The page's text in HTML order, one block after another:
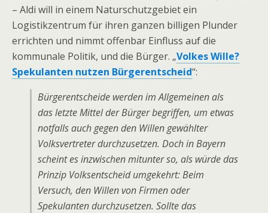
– Aldi will in einem Naturschutzgebiet ein
Logistikzentrum für ihren ganzen billigen Plunder
errichten und nimmt offenbar Einfluss auf die
kommunale Politik, und die Bürger. „Volkes Wille?
Spekulanten nutzen Bürgerentscheid“:
Bürgerentscheide werden im Allgemeinen als
das letzte Mittel der Bürger begriffen, um etwas
notfalls auch gegen den Willen gewählter
Volksvertreter durchzusetzen. Doch in Bayern
scheint es inzwischen mitunter so, als würde das
Prinzip Volksentscheid umgekehrt: Beim
Versuch, den Willen von Firmen oder
Spekulanten durchzusetzen. Sollte das